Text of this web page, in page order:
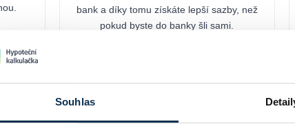
Souhlas
bank a díky tomu získáte lepší sazby, než
pokud byste do banky šli sami.